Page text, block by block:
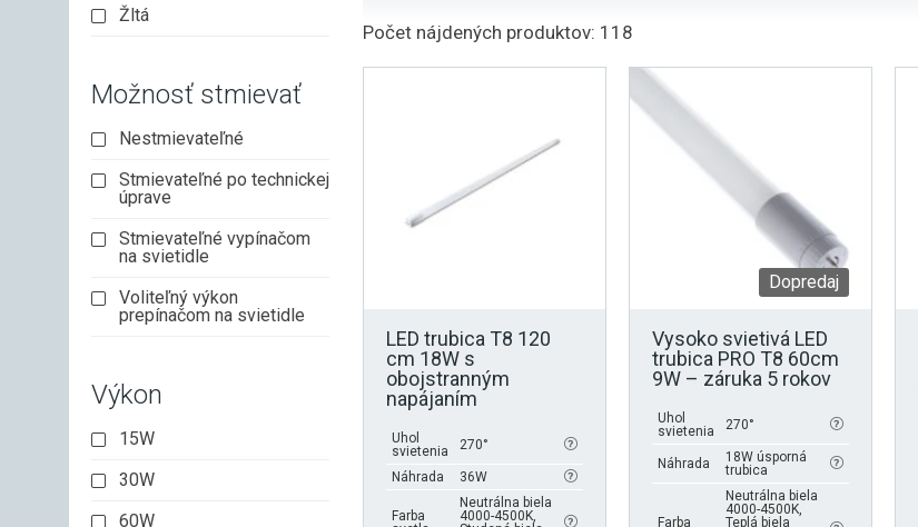
Počet nájdených produktov: 118
LED trubica T8 120
cm 18W s
obojstranným
napájaním
Uhol
svietenia
270°
Náhrada 36W
Farba
Neutrálna biela
4000-4500K,
Vysoko svietivá LED
trubica PRO T8 60cm
9W – záruka 5 rokov
Dopredaj
Uhol
svietenia
270°
Náhrada
18W úsporná
trubica
Farba
Neutrálna biela
4000-4500K,
Teplá biela
Žltá
Možnosť stmievať
Nestmievateľné
Stmievateľné po technickej
úprave
Stmievateľné vypínačom
na svietidle
Voliteľný výkon
prepínačom na svietidle
Výkon
15W
30W
60W